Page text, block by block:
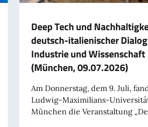
Deep Tech und
deutsch-italienischer
Industrie und Wissenschaft
(München, 09.07.2026)
Am Donnerstag, dem 9. Juli,
Ludwig-Maximilians-
München die Veranstaltung